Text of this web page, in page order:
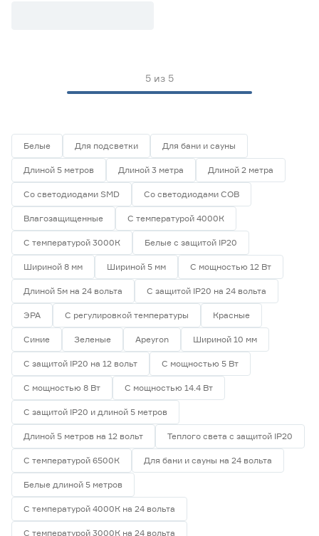
20 33
67 68
Длина (м)
1 1,2 2
3 5
Ширина (мм)
5 6
10 12
Ещё 1
Напряжение (В)
5 12 24
230
5 из 5
Белые Для подсветки Для бани и сауны
Длиной 5 метров Длиной 3 метра Длиной 2 метра
Со светодиодами SMD Со светодиодами СОВ
Влагозащищенные С температурой 4000К
С температурой 3000К Белые с защитой IP20
Шириной 8 мм Шириной 5 мм С мощностью 12 Вт
Длиной 5м на 24 вольта С защитой IP20 на 24 вольта
ЭРА С регулировкой температуры Красные
Синие Зеленые Apeyron Шириной 10 мм
С защитой IP20 на 12 вольт С мощностью 5 Вт
С мощностью 8 Вт С мощностью 14.4 Вт
С защитой IP20 и длиной 5 метров
Длиной 5 метров на 12 вольт Теплого света с защитой IP20
С температурой 6500К Для бани и сауны на 24 вольта
Белые длиной 5 метров
С температурой 4000К на 24 вольта
С температурой 3000К на 24 вольта